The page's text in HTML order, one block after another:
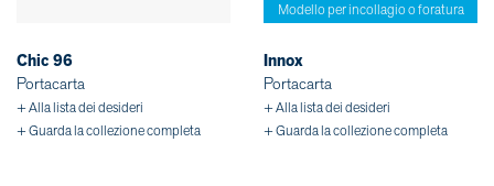
Chic 96
Portacarta
+ Alla lista dei desideri
+ Guarda la collezione completa
Modello per incollagio o foratura
Innox
Portacarta
+ Alla lista dei desideri
+ Guarda la collezione completa